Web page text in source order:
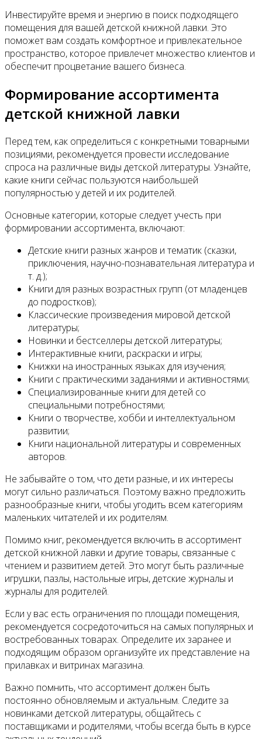
Инвестируйте время и энергию в поиск подходящего
помещения для вашей детской книжной лавки. Это
поможет вам создать комфортное и привлекательное
пространство, которое привлечет множество клиентов и
обеспечит процветание вашего бизнеса.
Формирование ассортимента
детской книжной лавки
Перед тем, как определиться с конкретными товарными
позициями, рекомендуется провести исследование
спроса на различные виды детской литературы. Узнайте,
какие книги сейчас пользуются наибольшей
популярностью у детей и их родителей.
Основные категории, которые следует учесть при
формировании ассортимента, включают:
Детские книги разных жанров и тематик (сказки,
приключения, научно-познавательная литература и
т. д.);
Книги для разных возрастных групп (от младенцев
до подростков);
Классические произведения мировой детской
литературы;
Новинки и бестселлеры детской литературы;
Интерактивные книги, раскраски и игры;
Книжки на иностранных языках для изучения;
Книги с практическими заданиями и активностями;
Специализированные книги для детей со
специальными потребностями;
Книги о творчестве, хобби и интеллектуальном
развитии;
Книги национальной литературы и современных
авторов.
Не забывайте о том, что дети разные, и их интересы
могут сильно различаться. Поэтому важно предложить
разнообразные книги, чтобы угодить всем категориям
маленьких читателей и их родителям.
Помимо книг, рекомендуется включить в ассортимент
детской книжной лавки и другие товары, связанные с
чтением и развитием детей. Это могут быть различные
игрушки, пазлы, настольные игры, детские журналы и
журналы для родителей.
Если у вас есть ограничения по площади помещения,
рекомендуется сосредоточиться на самых популярных и
востребованных товарах. Определите их заранее и
подходящим образом организуйте их представление на
прилавках и витринах магазина.
Важно помнить, что ассортимент должен быть
постоянно обновляемым и актуальным. Следите за
новинками детской литературы, общайтесь с
поставщиками и родителями, чтобы всегда быть в курсе